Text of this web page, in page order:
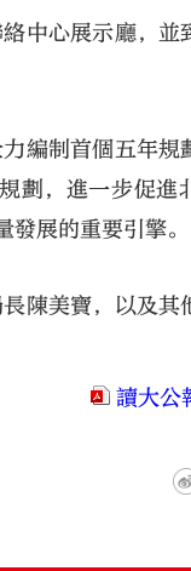
中心展示廳，並
編制首個五年規
劃，進一步促進
展的重要引擎。
陳美寶，以及其
讀大公